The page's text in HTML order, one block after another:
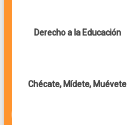
Derecho a la Educación
Chécate, Mídete, Muévete